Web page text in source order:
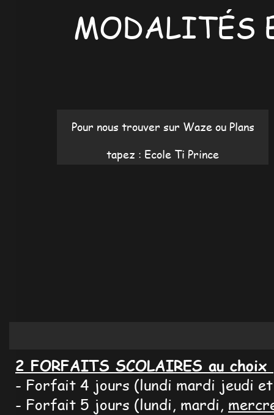
MODALITÉS
Pour nous trouver sur Waze ou Plans
tapez : Ecole Ti Prince
2 FORFAITS SCOLAIRES au choix
- Forfait 4 jours (lundi mardi jeudi
- Forfait 5 jours (lundi, mardi,